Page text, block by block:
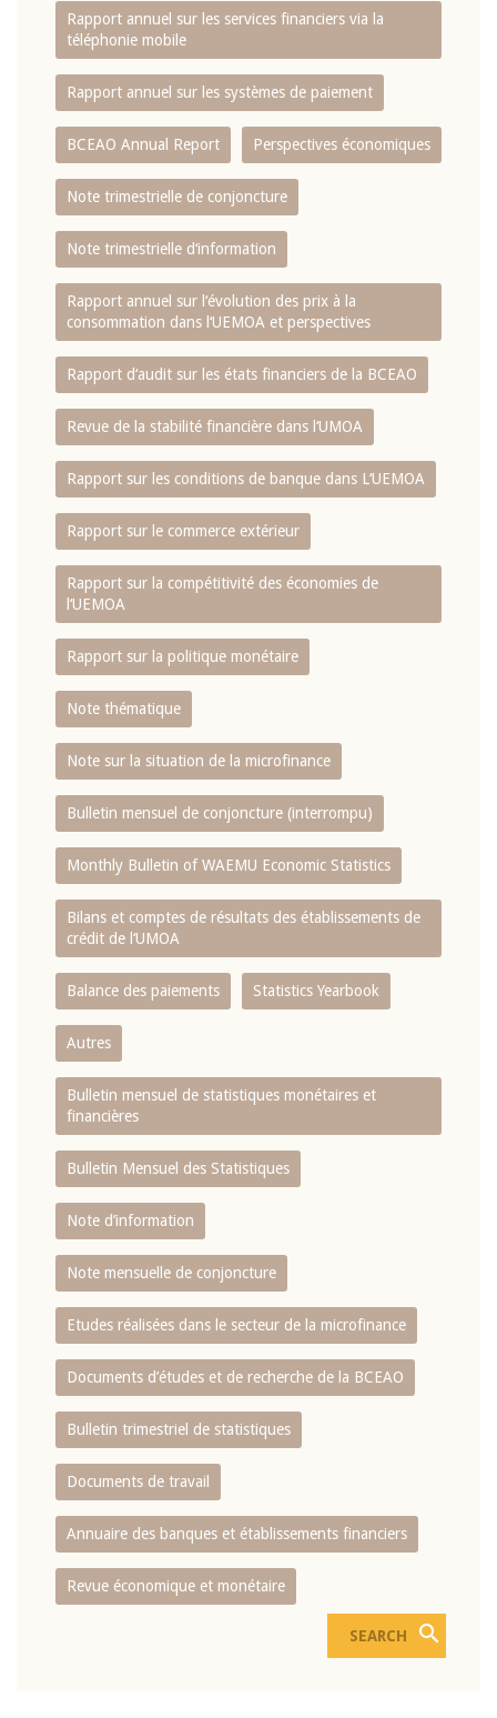
Rapport annuel sur les services financiers via la
téléphonie mobile
Rapport annuel sur les systèmes de paiement
BCEAO Annual Report Perspectives économiques
Note trimestrielle de conjoncture
Note trimestrielle d‘information
Rapport annuel sur l‘évolution des prix à la
consommation dans l‘UEMOA et perspectives
Rapport d‘audit sur les états financiers de la BCEAO
Revue de la stabilité financière dans l‘UMOA
Rapport sur les conditions de banque dans L‘UEMOA
Rapport sur le commerce extérieur
Rapport sur la compétitivité des économies de
l‘UEMOA
Rapport sur la politique monétaire
Note thématique
Note sur la situation de la microfinance
Bulletin mensuel de conjoncture (interrompu)
Monthly Bulletin of WAEMU Economic Statistics
Bilans et comptes de résultats des établissements de
crédit de l‘UMOA
Balance des paiements Statistics Yearbook
Autres
Bulletin mensuel de statistiques monétaires et
financières
Bulletin Mensuel des Statistiques
Note d’information
Note mensuelle de conjoncture
Etudes réalisées dans le secteur de la microfinance
Documents d’études et de recherche de la BCEAO
Bulletin trimestriel de statistiques
Documents de travail
Annuaire des banques et établissements financiers
Revue économique et monétaire